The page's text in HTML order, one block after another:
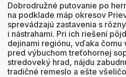
Dobrodružné putovanie po
na podklade máp okresov
sprevádzajú zastavenia s
i nástrahami. Pri ich riešení
dejinami regiónu, vďaka čomu
pred výbuchom treťohornej
stredoveký hrad, nájdu
tradičné remeslo a ešte